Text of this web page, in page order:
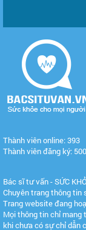
Thành viên online: 393
Thành viên đăng ký: 500
Bác sĩ tư vấn - SỨC
Chuyên trang thông tin
Trang website đang
Mọi thông tin chỉ mang
khi chưa có sự chỉ dẫn